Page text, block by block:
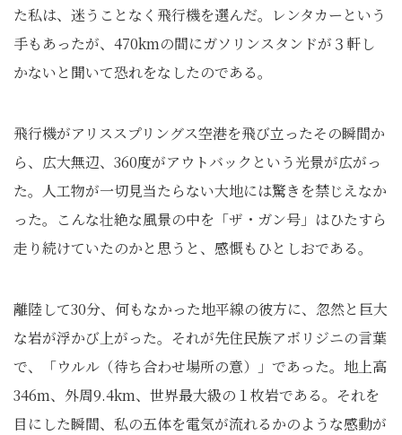
た私は、迷うことなく飛行機を選んだ。レンタカーという
手もあったが、470kmの間にガソリンスタンドが３軒し
かないと聞いて恐れをなしたのである。
飛行機がアリススプリングス空港を飛び立ったその瞬間か
ら、広大無辺、360度がアウトバックという光景が広がっ
た。人工物が一切見当たらない大地には驚きを禁じえなか
った。こんな壮絶な風景の中を「ザ・ガン号」はひたすら
走り続けていたのかと思うと、感慨もひとしおである。
離陸して30分、何もなかった地平線の彼方に、忽然と巨大
な岩が浮かび上がった。それが先住民族アボリジニの言葉
で、「ウルル（待ち合わせ場所の意）」であった。地上高
346m、外周9.4km、世界最大級の１枚岩である。それを
目にした瞬間、私の五体を電気が流れるかのような感動が